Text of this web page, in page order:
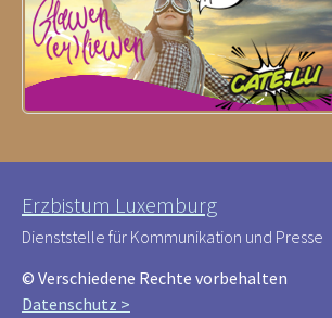
Erzbistum Luxemburg
Dienststelle für Kommunikation und Presse
© Verschiedene Rechte vorbehalten
Datenschutz >